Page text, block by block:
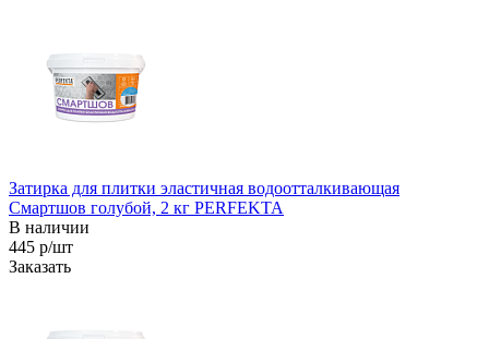
Затирка для плитки эластичная водоотталкивающая
Смартшов голубой, 2 кг PERFEKTA
В наличии
445 р/шт
Заказать